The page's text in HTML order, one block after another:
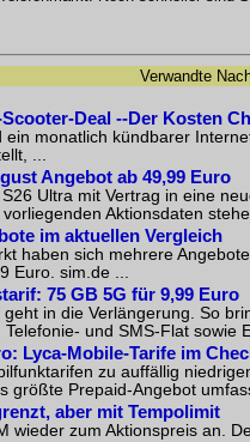
Verwandte
Deal --Der Kosten
monatlich kündbarer
...
Angebot ab 49,99 Euro
Ultra mit Vertrag in eine
Aktionsdaten
im aktuellen Vergleich
haben sich mehrere
Euro. sim.de ...
75 GB 5G für 9,99 Euro
in die Verlängerung. So
und SMS-Flat
Lyca-Mobile-Tarife im
zu auffällig
größte Prepaid-Angebot
aber mit Tempolimit
wieder zum Aktionspreis an.